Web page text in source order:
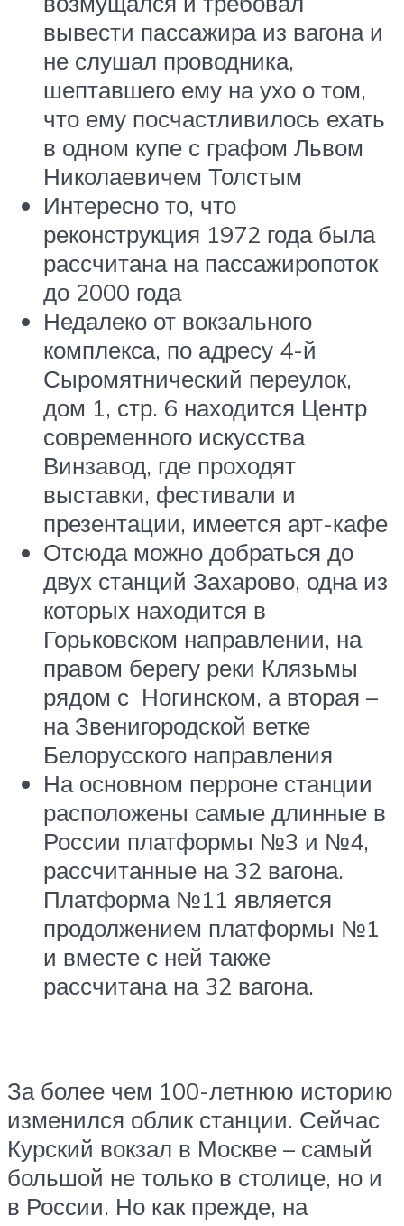
вывести пассажира из вагона и
не слушал проводника,
шептавшего ему на ухо о том,
что ему посчастливилось ехать
в одном купе с графом Львом
Николаевичем Толстым
Интересно то, что
реконструкция 1972 года была
рассчитана на пассажиропоток
до 2000 года
Недалеко от вокзального
комплекса, по адресу 4-й
Сыромятнический переулок,
дом 1, стр. 6 находится Центр
современного искусства
Винзавод, где проходят
выставки, фестивали и
презентации, имеется арт-кафе
Отсюда можно добраться до
двух станций Захарово, одна из
которых находится в
Горьковском направлении, на
правом берегу реки Клязьмы
рядом с Ногинском, а вторая –
на Звенигородской ветке
Белорусского направления
На основном перроне станции
расположены самые длинные в
России платформы №3 и №4,
рассчитанные на 32 вагона.
Платформа №11 является
продолжением платформы №1
и вместе с ней также
рассчитана на 32 вагона.
За более чем 100-летнюю историю
изменился облик станции. Сейчас
Курский вокзал в Москве – самый
большой не только в столице, но и
в России. Но как прежде, на